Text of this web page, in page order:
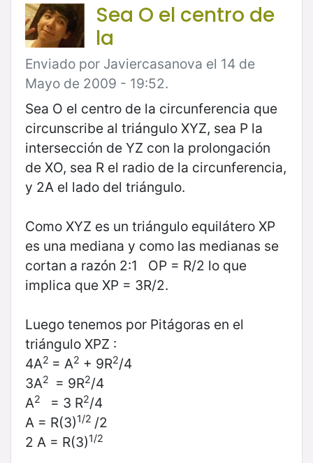
Sea O el centro de
la
Enviado por Javiercasanova el 14 de
Mayo de 2009 - 19:52.
Sea O el centro de la circunferencia que
circunscribe al triángulo XYZ, sea P la
intersección de YZ con la prolongación
de XO, sea R el radio de la circunferencia,
y 2A el lado del triángulo.
Como XYZ es un triángulo equilátero XP
es una mediana y como las medianas se
cortan a razón 2:1
OP = R/2 lo que
implica que XP = 3R/2.
Luego tenemos por Pitágoras en el
triángulo XPZ :
4A2 = A2 + 9R2/4
3A2 = 9R2/4
A2 = 3 R2/4
A = R(3)1/2 /2
2 A = R(3)1/2